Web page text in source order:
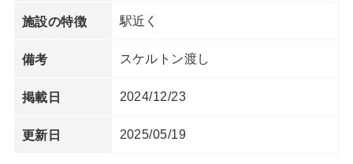
施設の特徴 駅近く
備考 スケルトン渡し
掲載日 2024/12/23
更新日 2025/05/19